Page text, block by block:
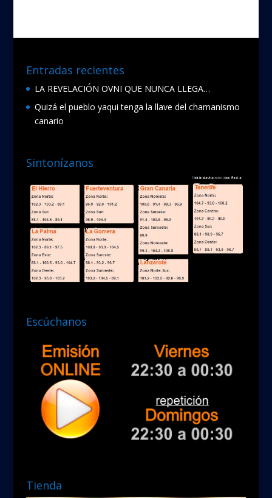
Entradas recientes
LA REVELACIÓN OVNI QUE NUNCA LLEGA…
Quizá el pueblo yaqui tenga la llave del chamanismo
canario
Sintonízanos
Escúchanos
Tienda